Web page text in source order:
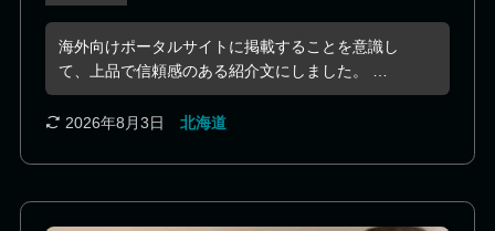
海外向けポータルサイトに掲載することを意識し
て、上品で信頼感のある紹介文にしました。 ⸻
Royal Euphoriaは、札幌を拠点とする完全予約制の
メンズリラクゼーションです。落ち着いた空間と丁
希望に寄り添った特別な時間をご提供しています。
2026年8月3日 北海道